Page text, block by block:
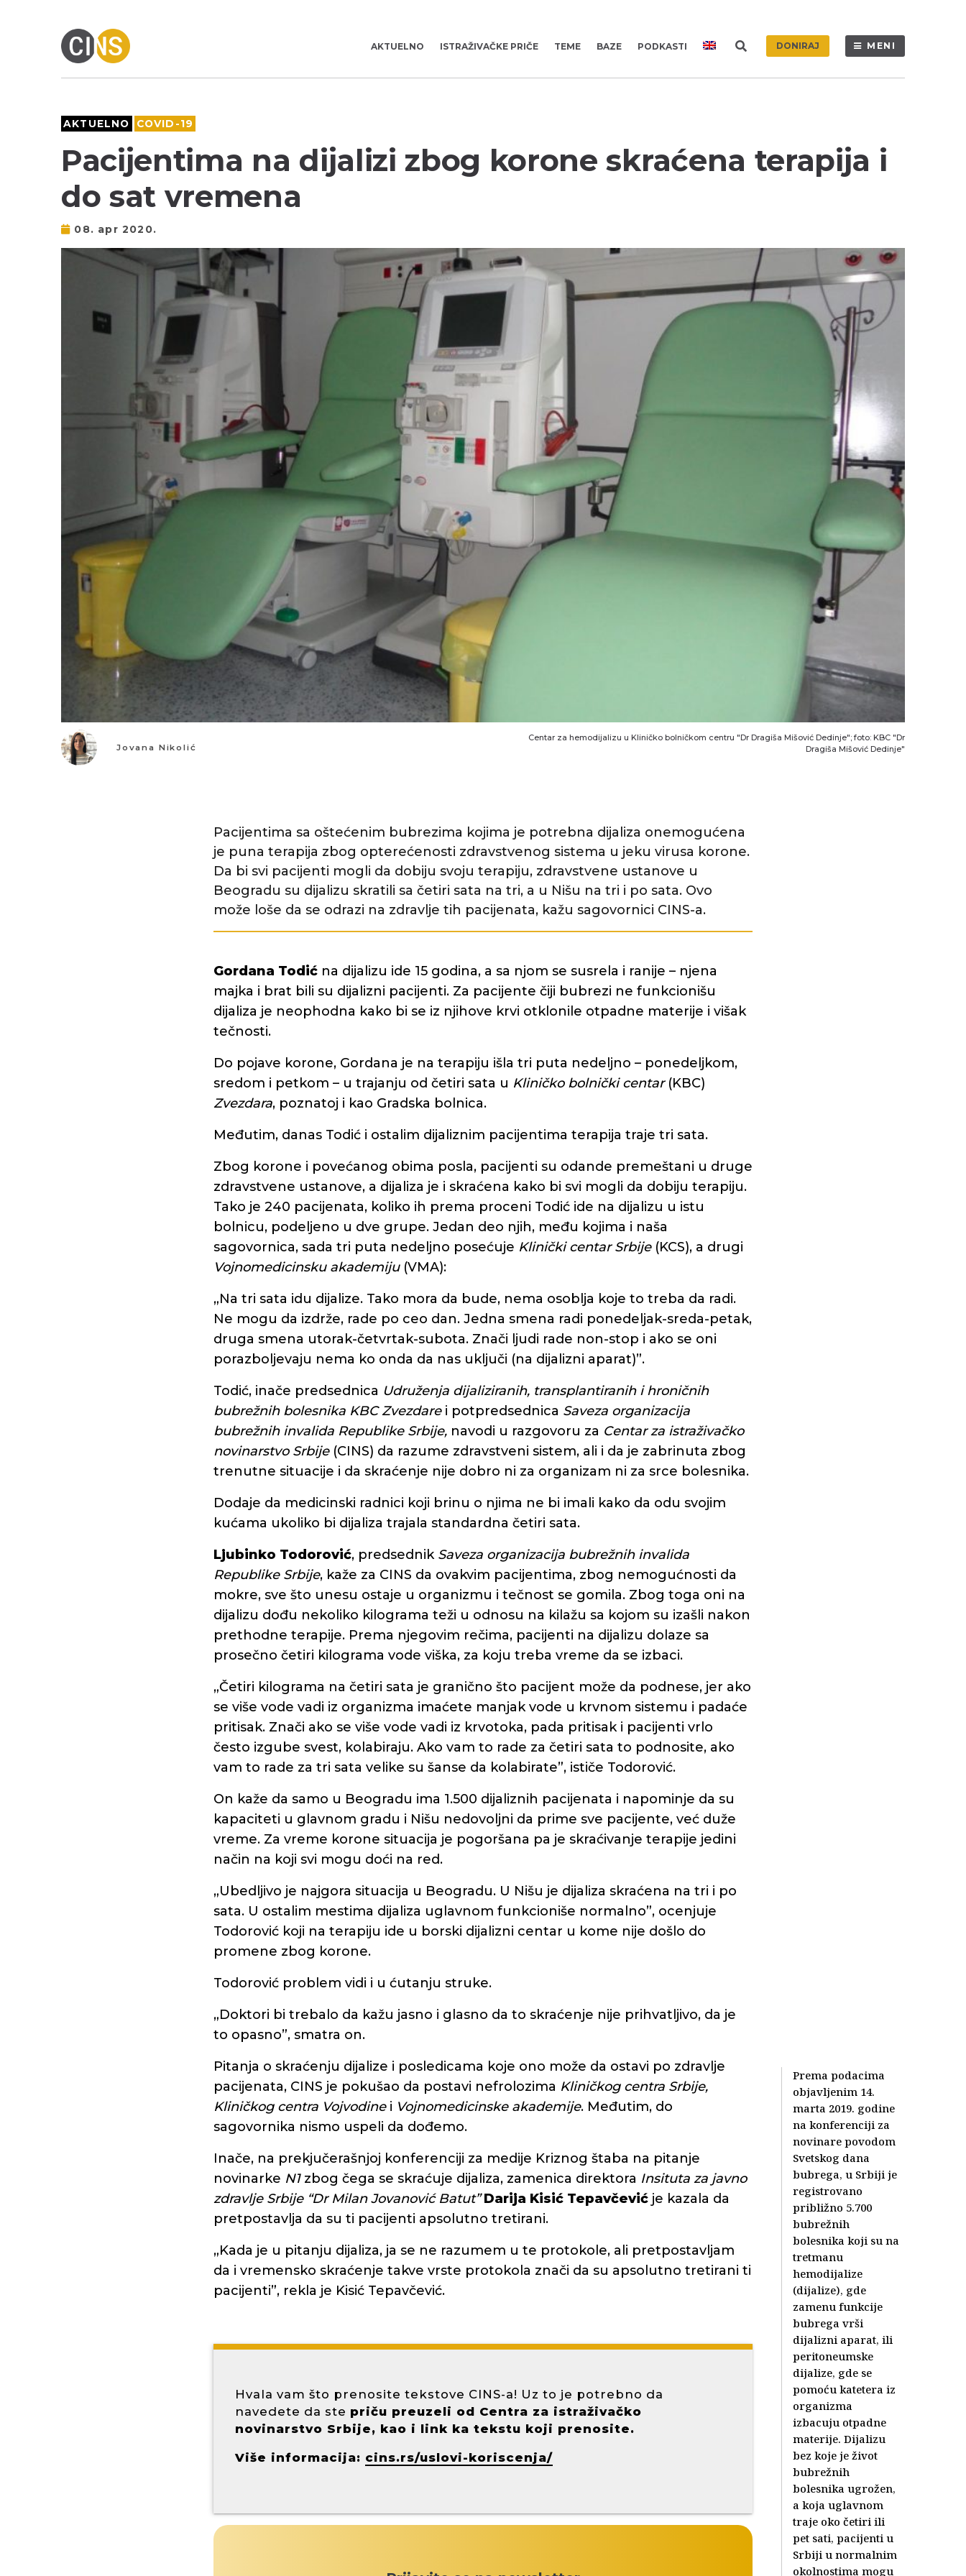
AKTUELNO ISTRAŽIVAČKE PRIČE TEME BAZE PODKASTI DONIRAJ MENI
AKTUELNO COVID-19
Pacijentima na dijalizi zbog korone skraćena terapija i
do sat vremena
08. apr 2020.
Jovana Nikolić
Centar za hemodijalizu u Kliničko bolničkom centru "Dr Dragiša Mišović Dedinje"; foto: KBC "Dr
Dragiša Mišović Dedinje"
Pacijentima sa oštećenim bubrezima kojima je potrebna dijaliza onemogućena
je puna terapija zbog opterećenosti zdravstvenog sistema u jeku virusa korone.
Da bi svi pacijenti mogli da dobiju svoju terapiju, zdravstvene ustanove u
Beogradu su dijalizu skratili sa četiri sata na tri, a u Nišu na tri i po sata. Ovo
može loše da se odrazi na zdravlje tih pacijenata, kažu sagovornici CINS-a.
Gordana Todić na dijalizu ide 15 godina, a sa njom se susrela i ranije – njena
majka i brat bili su dijalizni pacijenti. Za pacijente čiji bubrezi ne funkcionišu
dijaliza je neophodna kako bi se iz njihove krvi otklonile otpadne materije i višak
tečnosti.
Do pojave korone, Gordana je na terapiju išla tri puta nedeljno – ponedeljkom,
sredom i petkom – u trajanju od četiri sata u Kliničko bolnički centar(KBC)
Zvezdara, poznatoj i kao Gradska bolnica.
Međutim, danas Todić i ostalim dijaliznim pacijentima terapija traje tri sata.
Zbog korone i povećanog obima posla, pacijenti su odande premeštani u druge
zdravstvene ustanove, a dijaliza je i skraćena kako bi svi mogli da dobiju terapiju.
Tako je 240 pacijenata, koliko ih prema proceni Todić ide na dijalizu u istu
bolnicu, podeljeno u dve grupe. Jedan deo njih, među kojima i naša
sagovornica, sada tri puta nedeljno posećuje Klinički centar Srbije(KCS), a drugi
Vojnomedicinsku akademiju(VMA):
„Na tri sata idu dijalize. Tako mora da bude, nema osoblja koje to treba da radi.
Ne mogu da izdrže, rade po ceo dan. Jedna smena radi ponedeljak-sreda-petak,
druga smena utorak-četvrtak-subota. Znači ljudi rade non-stop i ako se oni
porazboljevaju nema ko onda da nas uključi (na dijalizni aparat)”.
Todić, inače predsednica Udruženja dijaliziranih, transplantiranih i hroničnih
bubrežnih bolesnika KBC Zvezdarei potpredsednica Saveza organizacija
bubrežnih invalida Republike Srbije, navodi u razgovoru za Centar za istraživačko
novinarstvo Srbije(CINS) da razume zdravstveni sistem, ali i da je zabrinuta zbog
trenutne situacije i da skraćenje nije dobro ni za organizam ni za srce bolesnika.
Dodaje da medicinski radnici koji brinu o njima ne bi imali kako da odu svojim
kućama ukoliko bi dijaliza trajala standardna četiri sata.
Ljubinko Todorović, predsednik Saveza organizacija bubrežnih invalida
Republike Srbije, kaže za CINS da ovakvim pacijentima, zbog nemogućnosti da
mokre, sve što unesu ostaje u organizmu i tečnost se gomila. Zbog toga oni na
dijalizu dođu nekoliko kilograma teži u odnosu na kilažu sa kojom su izašli nakon
prethodne terapije. Prema njegovim rečima, pacijenti na dijalizu dolaze sa
prosečno četiri kilograma vode viška, za koju treba vreme da se izbaci.
„Četiri kilograma na četiri sata je granično što pacijent može da podnese, jer ako
se više vode vadi iz organizma imaćete manjak vode u krvnom sistemu i padaće
pritisak. Znači ako se više vode vadi iz krvotoka, pada pritisak i pacijenti vrlo
često izgube svest, kolabiraju. Ako vam to rade za četiri sata to podnosite, ako
vam to rade za tri sata velike su šanse da kolabirate”, ističe Todorović.
On kaže da samo u Beogradu ima 1.500 dijaliznih pacijenata i napominje da su
kapaciteti u glavnom gradu i Nišu nedovoljni da prime sve pacijente, već duže
vreme. Za vreme korone situacija je pogoršana pa je skraćivanje terapije jedini
način na koji svi mogu doći na red.
„Ubedljivo je najgora situacija u Beogradu. U Nišu je dijaliza skraćena na tri i po
sata. U ostalim mestima dijaliza uglavnom funkcioniše normalno”, ocenjuje
Todorović koji na terapiju ide u borski dijalizni centar u kome nije došlo do
promene zbog korone.
Todorović problem vidi i u ćutanju struke.
„Doktori bi trebalo da kažu jasno i glasno da to skraćenje nije prihvatljivo, da je
to opasno”, smatra on.
Prema podacima
objavljenim 14.
marta 2019. godine
na konferenciji za
novinare povodom
Svetskog dana
bubrega, u Srbiji je
registrovano
približno 5.700
bubrežnih
bolesnika koji su na
tretmanu
hemodijalize
(dijalize), gde
zamenu funkcije
bubrega vrši
dijalizni aparat, ili
peritoneumske
dijalize, gde se
pomoću katetera iz
organizma
izbacuju otpadne
materije. Dijalizu
bez koje je život
bubrežnih
bolesnika ugrožen,
a koja uglavnom
traje oko četiri ili
pet sati, pacijenti u
Srbiji u normalnim
okolnostima mogu
Pitanja o skraćenju dijalize i posledicama koje ono može da ostavi po zdravlje
pacijenata, CINS je pokušao da postavi nefrolozima Kliničkog centra Srbije,
Kliničkog centra Vojvodinei Vojnomedicinske akademije. Međutim, do
sagovornika nismo uspeli da dođemo.
Inače, na prekjučerašnjoj konferenciji za medije Kriznog štaba na pitanje
novinarke N1zbog čega se skraćuje dijaliza, zamenica direktora Insituta za javno
zdravlje Srbije “Dr Milan Jovanović Batut” Darija Kisić Tepavčević je kazala da
pretpostavlja da su ti pacijenti apsolutno tretirani.
„Kada je u pitanju dijaliza, ja se ne razumem u te protokole, ali pretpostavljam
da i vremensko skraćenje takve vrste protokola znači da su apsolutno tretirani ti
pacijenti”, rekla je Kisić Tepavčević.
Hvala vam što prenosite tekstove CINS-a! Uz to je potrebno da
navedete da ste priču preuzeli od Centra za istraživačko
novinarstvo Srbije, kao i link ka tekstu koji prenosite.
Više informacija: cins.rs/uslovi-koriscenja/